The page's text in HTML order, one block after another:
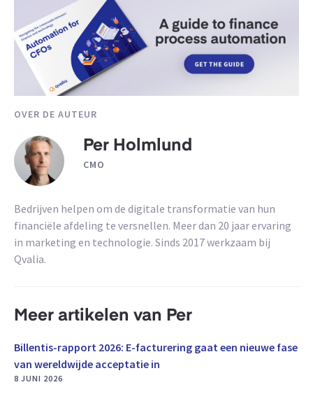
OVER DE AUTEUR
Per Holmlund
CMO
Bedrijven helpen om de digitale transformatie van hun
financiële afdeling te versnellen. Meer dan 20 jaar ervaring
in marketing en technologie. Sinds 2017 werkzaam bij
Qvalia.
Meer artikelen van Per
Billentis-rapport 2026: E-facturering gaat een nieuwe fase
van wereldwijde acceptatie in
8 JUNI 2026